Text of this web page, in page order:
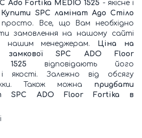
Ado Fortika MEDIO 1525 - якісне і
Купити SPC ламінат Адо Стіло
Все, що Вам необхідно
замовлення на нашому сайті
нашим менеджерам. Ціна на
замкової SPC ADO Floor
відповідають його
якості. Залежно від обсягу
Також можна придбати
SPC ADO Floor Fortika в